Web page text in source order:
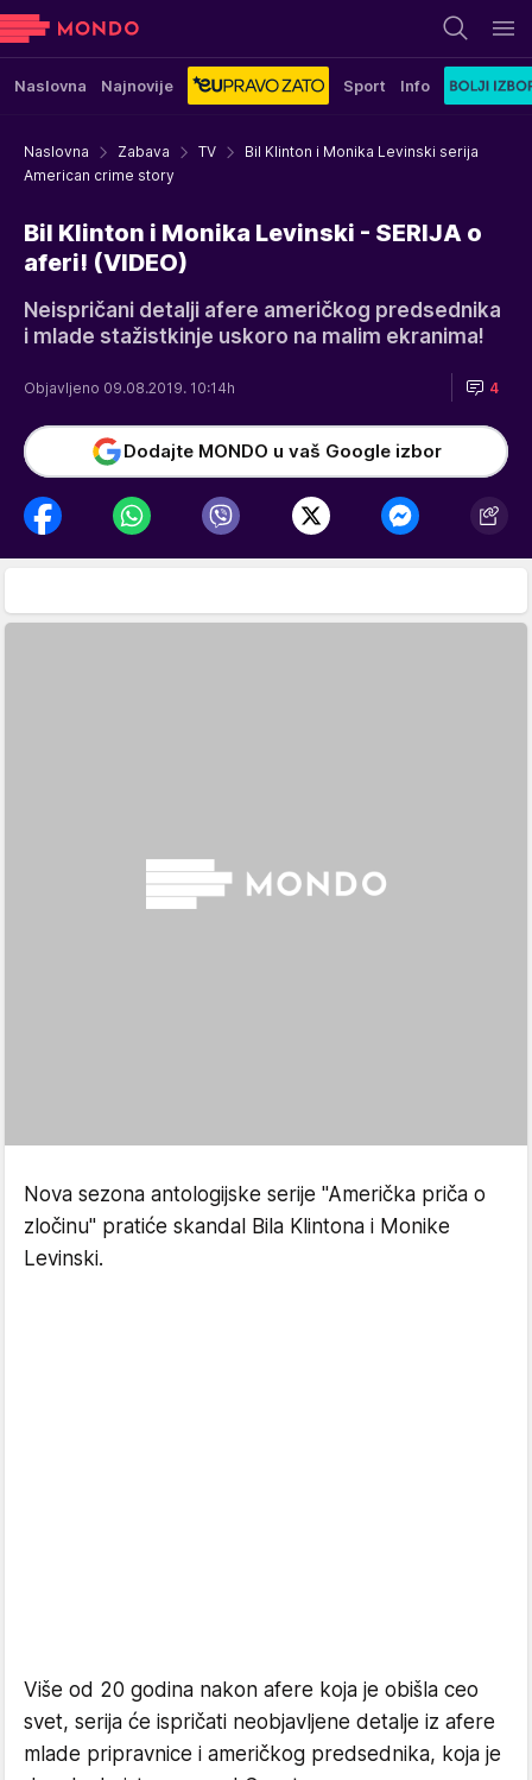
Naslovna Najnovije Sport Info
Naslovna Zabava TV
Bil Klinton i Monika Levinski serija
American crime story
Bil Klinton i Monika Levinski - SERIJA o
aferi! (VIDEO)
Neispričani detalji afere američkog predsednika
i mlade stažistkinje uskoro na malim ekranima!
Objavljeno 09.08.2019. 10:14h 4
Dodajte MONDO u vaš Google izbor
Nova sezona antologijske serije "Američka priča o
zločinu" pratiće skandal Bila Klintona i Monike
Levinski.
Više od 20 godina nakon afere koja je obišla ceo
svet, serija će ispričati neobjavljene detalje iz afere
mlade pripravnice i američkog predsednika, koja je